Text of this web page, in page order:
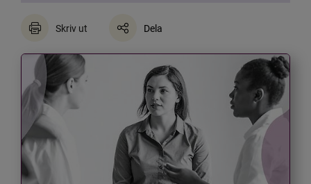
Skriv ut Dela